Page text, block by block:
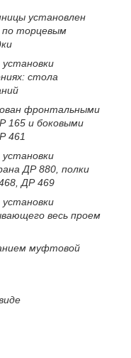
установлен
по торцевым
стола
фронтальными
165 и боковыми
461
ДР 880, полки
ДР 469
весь проем
муфтовой